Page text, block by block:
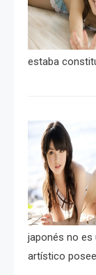
estaba
japonés no es
artístico